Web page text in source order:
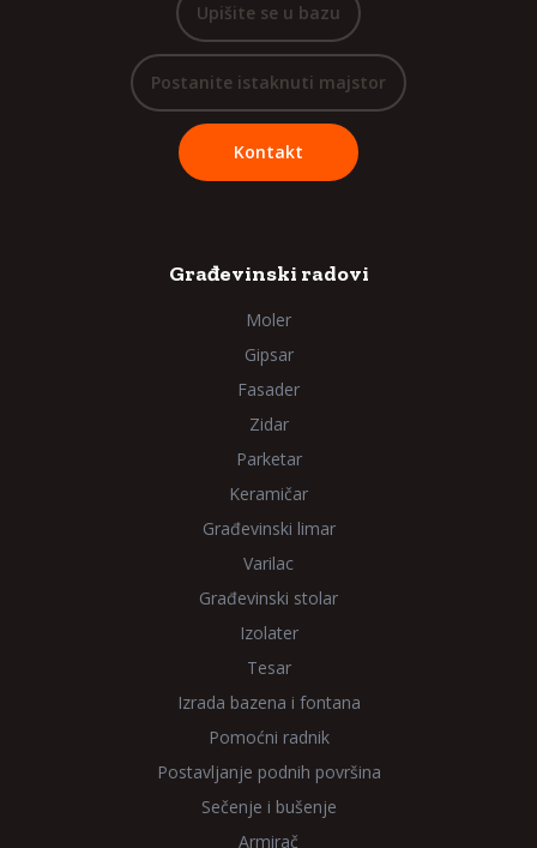
Upišite se u bazu
Postanite istaknuti majstor
Kontakt
Građevinski radovi
Moler
Gipsar
Fasader
Zidar
Parketar
Keramičar
Građevinski limar
Varilac
Građevinski stolar
Izolater
Tesar
Izrada bazena i fontana
Pomoćni radnik
Postavljanje podnih površina
Sečenje i bušenje
Armirač